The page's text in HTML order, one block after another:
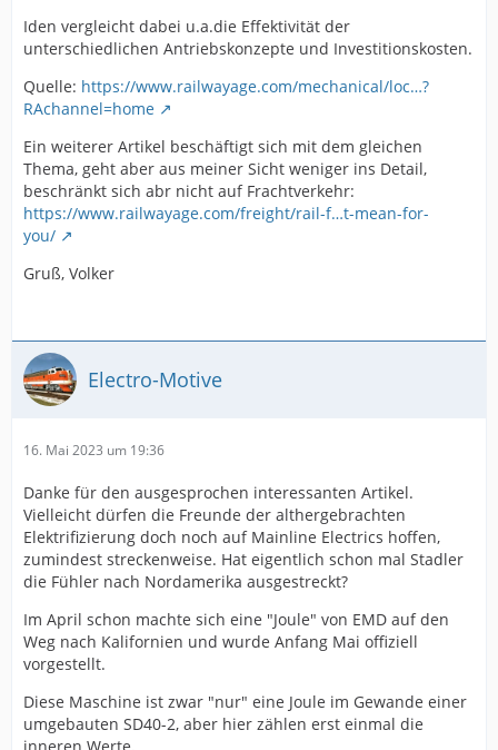
Iden vergleicht dabei u.a.die Effektivität der
unterschiedlichen Antriebskonzepte und Investitionskosten.
Quelle: https://www.railwayage.com/mechanical/loc…?
RAchannel=home
Ein weiterer Artikel beschäftigt sich mit dem gleichen
Thema, geht aber aus meiner Sicht weniger ins Detail,
beschränkt sich abr nicht auf Frachtverkehr:
https://www.railwayage.com/freight/rail-f…t-mean-for-
you/
Gruß, Volker
Electro-Motive
16. Mai 2023 um 19:36
Danke für den ausgesprochen interessanten Artikel.
Vielleicht dürfen die Freunde der althergebrachten
Elektrifizierung doch noch auf Mainline Electrics hoffen,
zumindest streckenweise. Hat eigentlich schon mal Stadler
die Fühler nach Nordamerika ausgestreckt?
Im April schon machte sich eine "Joule" von EMD auf den
Weg nach Kalifornien und wurde Anfang Mai offiziell
vorgestellt.
Diese Maschine ist zwar "nur" eine Joule im Gewande einer
umgebauten SD40-2, aber hier zählen erst einmal die